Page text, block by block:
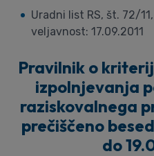
Uradni list RS, št. 72/
veljavnost: 17.09.2011
Pravilnik o
izpolnjevanja
raziskovalnega
prečiščeno
do